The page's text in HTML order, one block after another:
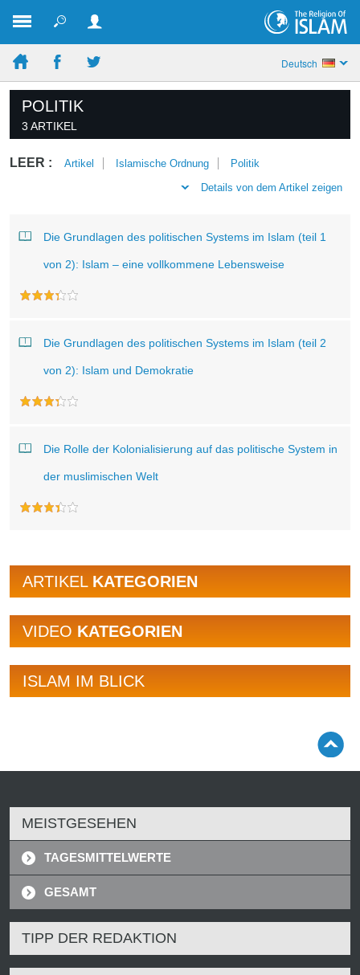
Deutsch
POLITIK
3 ARTIKEL
LEER : Artikel Islamische Ordnung
Politik
Details von dem Artikel zeigen
Die Grundlagen des politischen Systems im Islam (teil 1
von 2): Islam – eine vollkommene Lebensweise
Die Grundlagen des politischen Systems im Islam (teil 2
von 2): Islam und Demokratie
Die Rolle der Kolonialisierung auf das politische System in
der muslimischen Welt
ARTIKEL KATEGORIEN
VIDEO KATEGORIEN
ISLAM IM BLICK
MEISTGESEHEN
TAGESMITTELWERTE
GESAMT
TIPP DER REDAKTION